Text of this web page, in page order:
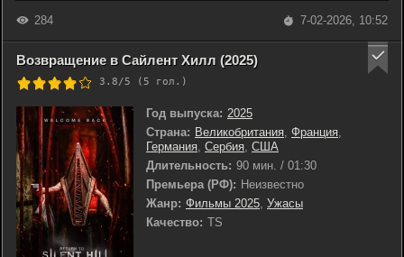
284 7-02-2026, 10:52
Возвращение в Сайлент Хилл (2025)
3.8/5 (5 гол.)
Год выпуска: 2025
Страна: Великобритания, Франция,
Германия, Сербия, США
Длительность: 90 мин. / 01:30
Премьера (РФ): Неизвестно
Жанр: Фильмы 2025, Ужасы
Качество: TS